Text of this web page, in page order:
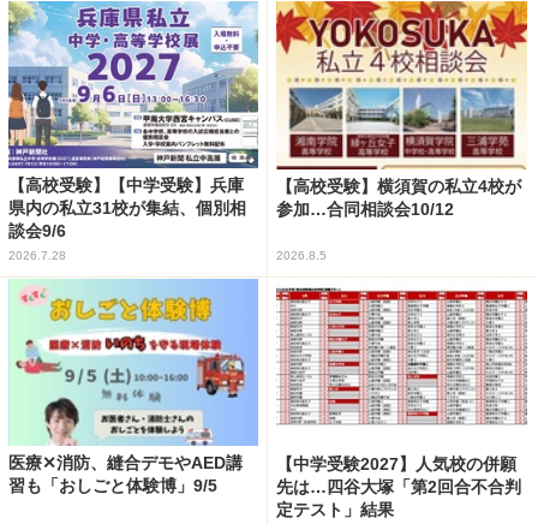
【高校受験】【中学受験】兵庫
県内の私立31校が集結、個別相
談会9/6
2026.7.28
【高校受験】横須賀の私立4校が
参加…合同相談会10/12
2026.8.5
医療✕消防、縫合デモやAED講
習も「おしごと体験博」9/5
【中学受験2027】人気校の併願
先は…四谷大塚「第2回合不合判
定テスト」結果